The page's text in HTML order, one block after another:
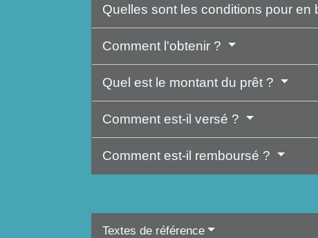
Quelles sont les conditions pour en
Comment l'obtenir ?
Quel est le montant du prêt ?
Comment est-il versé ?
Comment est-il remboursé ?
Textes de référence